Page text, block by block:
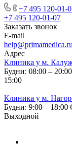
+7 495 120-01-
+7 495 120-01-07
Заказать звонок
E-mail
help@primamedica.ru
Адрес
Клиника у м.
Будни: 08:00 – 20:00
15:00
Клиника у м.
Будни: 9:00 – 18:00
Выходной